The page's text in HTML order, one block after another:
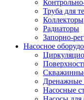
Труба для
Коллекторы
Радиаторы
Запорно-
Насосное
Дренажные
Насосные